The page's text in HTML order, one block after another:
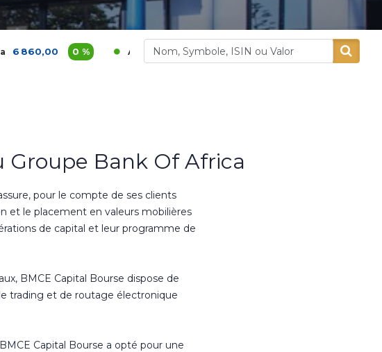
0 % Akdital 1 200,00 3,9 % Alliances 400,00 5,26 %
Groupe Bank Of Africa
pour le compte de ses clients
et le placement en valeurs mobilières
de capital et leur programme de
BMCE Capital Bourse dispose de
trading et de routage électronique
Capital Bourse a opté pour une